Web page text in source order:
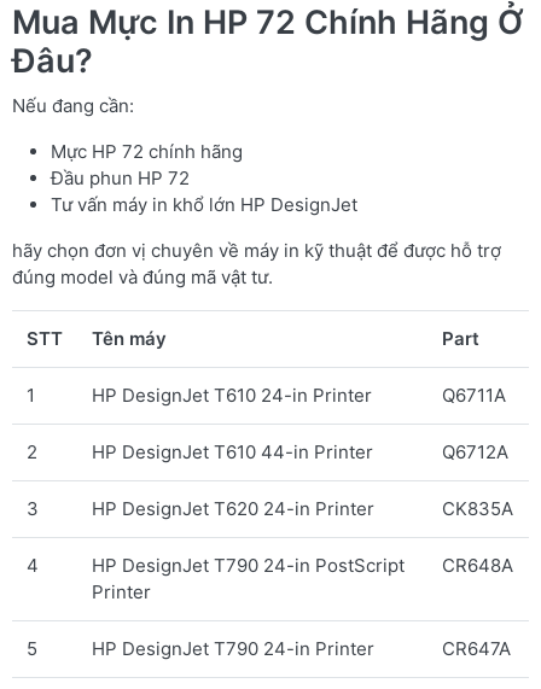
Mua Mực In HP 72 Chính Hãng Ở
Đâu?
Nếu đang cần:
Mực HP 72 chính hãng
Đầu phun HP 72
Tư vấn máy in khổ lớn HP DesignJet
hãy chọn đơn vị chuyên về máy in kỹ thuật để được hỗ trợ
đúng model và đúng mã vật tư.
STT Tên máy Part
1 HP DesignJet T610 24-in Printer Q6711A
2 HP DesignJet T610 44-in Printer Q6712A
3 HP DesignJet T620 24-in Printer CK835A
4
HP DesignJet T790 24-in PostScript
Printer
CR648A
5 HP DesignJet T790 24-in Printer CR647A